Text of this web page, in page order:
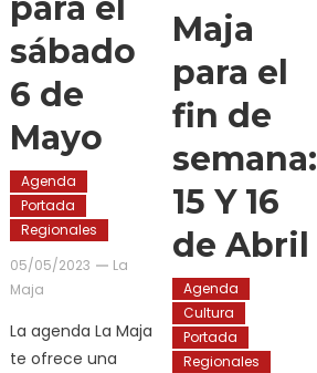
sábado
6 de
Mayo
Agenda
Portada
Regionales
05/05/2023
La
Maja
La agenda La Maja
te ofrece una
Maja
para el
fin de
semana:
15 Y 16
de Abril
Agenda
Cultura
Portada
Regionales